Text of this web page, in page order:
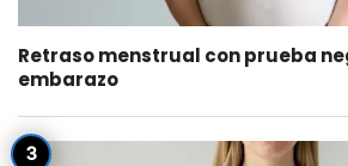
Retraso menstrual con prueba
embarazo